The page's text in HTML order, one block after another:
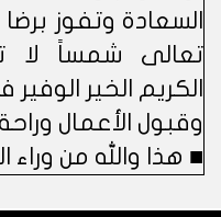
السعادة وتفوز
تعالى شمساً لا
الكريم الخير
وقبول الأعمال وراحة
■ هذا والله من وراء